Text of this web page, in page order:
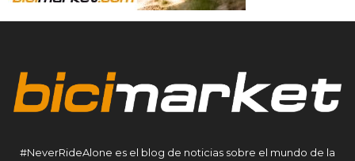
#NeverRideAlone es el blog de noticias sobre el mundo de la